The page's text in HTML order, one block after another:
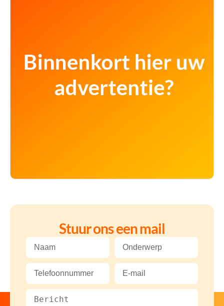
Stuur ons een mail